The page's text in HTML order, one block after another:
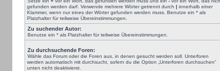
gefunden werden darf. Verwende mehrere Wörter getrennt durch | innerhalb einer
Klammer, wenn nur eines der Wörter gefunden werden muss. Benutze ein * als
Platzhalter für teilweise Übereinstimmungen.
Zu suchender Autor:
Benutze ein * als Platzhalter für teilweise Übereinstimmungen.
Zu durchsuchende Foren:
Wähle das Forum oder die Foren aus, in denen gesucht werden soll. Unterforen
werden automatisch mit durchsucht, sofern du die Option „Unterforen durchsuchen“
unten nicht deaktivierst.